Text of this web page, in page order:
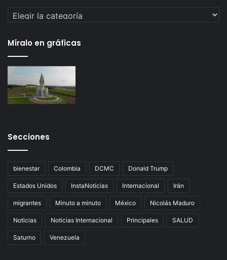
Categorías
Míralo en gráficas
Secciones
bienestar Colombia DCMC Donald Trump
Estados Unidos InstaNoticias Internacional Irán
migrantes Minuto a minuto México Nicolás Maduro
Noticias Noticias Internacional Principales SALUD
Saturno Venezuela